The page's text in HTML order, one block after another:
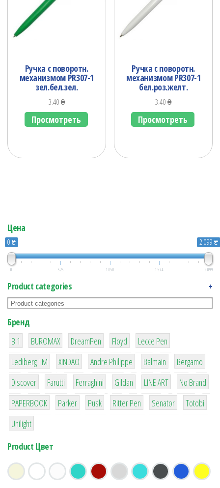
Ручка с поворотн.
механизмом PR307-1
зел.бел.зел.
3.40₴
Просмотреть
Ручка с поворотн.
механизмом PR307-1
бел.роз.желт.
3.40₴
Просмотреть
Цена
0 ₴ 2 099 ₴
0 525 1 050 1 574 2 099
Product categories +
Бренд
B 1
1
BUROMAX
1
DreamPen
2
Floyd
2
Lecce Pen
3
Lediberg ТМ
3
XINDAO
1
Andre Philippe
4
Balmain
26
Bergamo
64
Discover
299
Farutti
4
Ferraghini
42
Gildan
4
LINE ART
90
No Brand
8
PAPERBOOK
6
Parker
2
Pusk
22
Ritter Pen
15
Senator
43
Totobi
1
Unilight
Product Цвет